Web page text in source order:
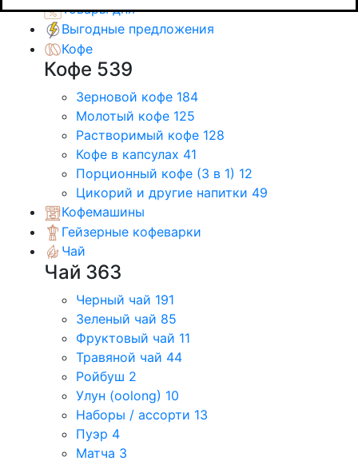
Товары дня
Выгодные предложения
Кофе
Кофе 539
Зерновой кофе 184
Молотый кофе 125
Растворимый кофе 128
Кофе в капсулах 41
Порционный кофе (3 в 1) 12
Цикорий и другие напитки 49
Кофемашины
Гейзерные кофеварки
Чай
Чай 363
Черный чай 191
Зеленый чай 85
Фруктовый чай 11
Травяной чай 44
Ройбуш 2
Улун (oolong) 10
Наборы / ассорти 13
Пуэр 4
Матча 3